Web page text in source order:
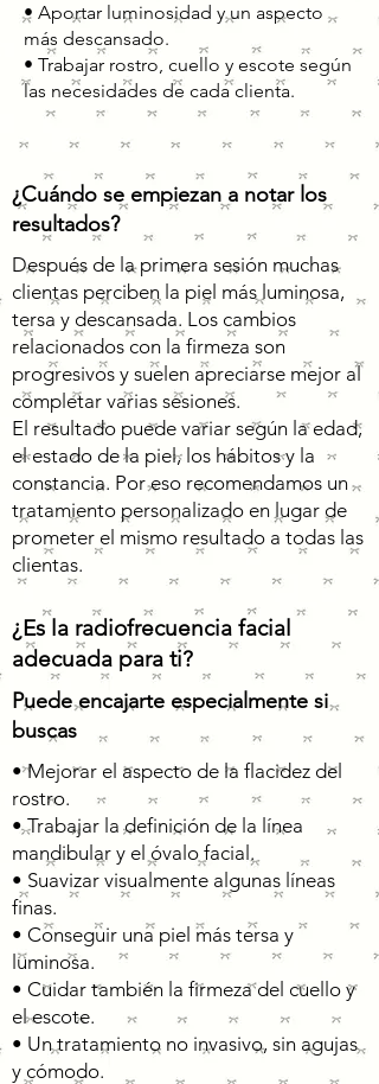
• Aportar luminosidad y un aspecto
más descansado.
• Trabajar rostro, cuello y escote según
las necesidades de cada clienta.
¿Cuándo se empiezan a notar los
resultados?
Después de la primera sesión muchas
clientas perciben la piel más luminosa,
tersa y descansada. Los cambios
relacionados con la firmeza son
progresivos y suelen apreciarse mejor al
completar varias sesiones.
El resultado puede variar según la edad,
el estado de la piel, los hábitos y la
constancia. Por eso recomendamos un
tratamiento personalizado en lugar de
prometer el mismo resultado a todas las
clientas.
¿Es la radiofrecuencia facial
adecuada para ti?
Puede encajarte especialmente si
buscas
• Mejorar el aspecto de la flacidez del
rostro.
• Trabajar la definición de la línea
mandibular y el óvalo facial.
• Suavizar visualmente algunas líneas
finas.
• Conseguir una piel más tersa y
luminosa.
• Cuidar también la firmeza del cuello y
el escote.
• Un tratamiento no invasivo, sin agujas
y cómodo.